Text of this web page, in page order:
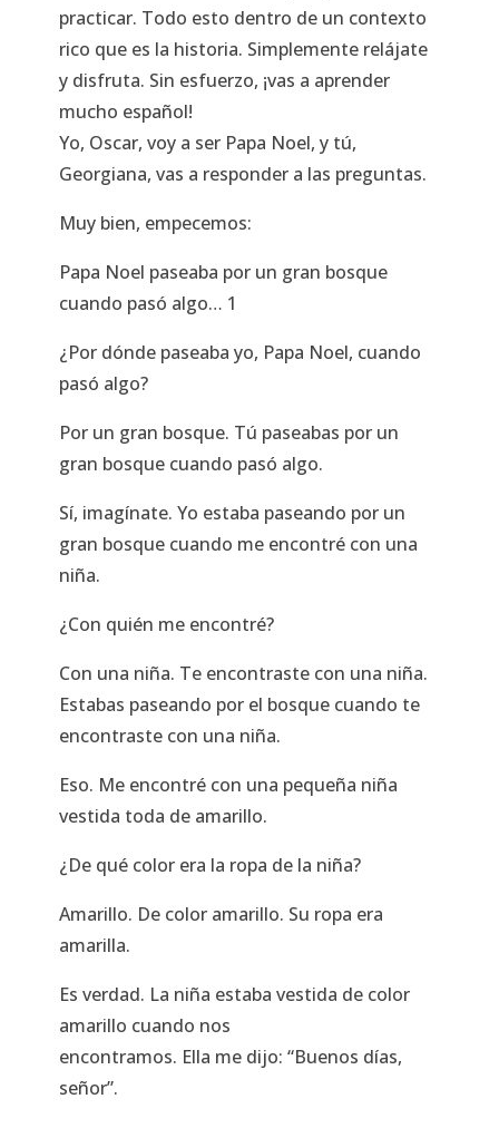
practicar. Todo esto dentro de un contexto
rico que es la historia. Simplemente relájate
y disfruta. Sin esfuerzo, ¡vas a aprender
mucho español!
Yo, Oscar, voy a ser Papa Noel, y tú,
Georgiana, vas a responder a las preguntas.
Muy bien, empecemos:
Papa Noel paseaba por un gran bosque
cuando pasó algo… 1
¿Por dónde paseaba yo, Papa Noel, cuando
pasó algo?
Por un gran bosque. Tú paseabas por un
gran bosque cuando pasó algo.
Sí, imagínate. Yo estaba paseando por un
gran bosque cuando me encontré con una
niña.
¿Con quién me encontré?
Con una niña. Te encontraste con una niña.
Estabas paseando por el bosque cuando te
encontraste con una niña.
Eso. Me encontré con una pequeña niña
vestida toda de amarillo.
¿De qué color era la ropa de la niña?
Amarillo. De color amarillo. Su ropa era
amarilla.
Es verdad. La niña estaba vestida de color
amarillo cuando nos
encontramos. Ella me dijo: “Buenos días,
señor”.